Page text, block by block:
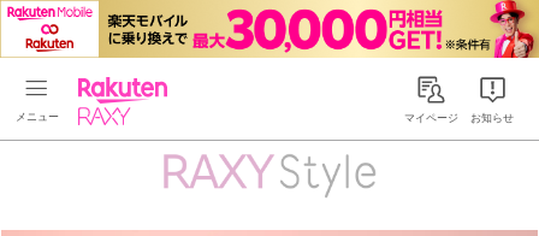
Rakuten RAXYマイページ お知らせ